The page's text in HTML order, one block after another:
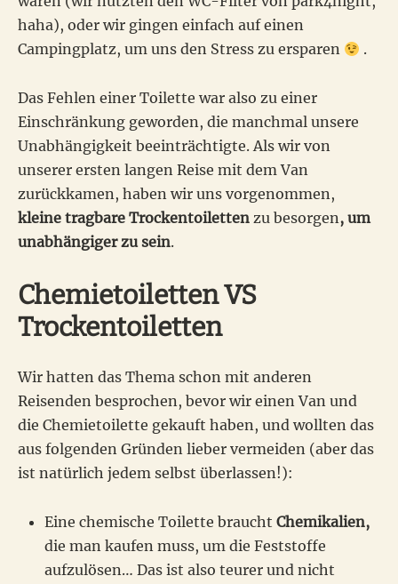
haha), oder wir gingen einfach auf einen
Campingplatz, um uns den Stress zu ersparen
.
Das Fehlen einer Toilette war also zu einer
Einschränkung geworden, die manchmal unsere
Unabhängigkeit beeinträchtigte. Als wir von
unserer ersten langen Reise mit dem Van
zurückkamen, haben wir uns vorgenommen,
kleine tragbare Trockentoiletten zu besorgen, um
unabhängiger zu sein.
Chemietoiletten VS
Trockentoiletten
Wir hatten das Thema schon mit anderen
Reisenden besprochen, bevor wir einen Van und
die Chemietoilette gekauft haben, und wollten das
aus folgenden Gründen lieber vermeiden (aber das
ist natürlich jedem selbst überlassen!):
Eine chemische Toilette braucht Chemikalien,
die man kaufen muss, um die Feststoffe
aufzulösen… Das ist also teurer und nicht